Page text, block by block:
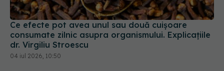
Ce efecte pot avea unul sau două cuișoare
consumate zilnic asupra organismului. Explicațiile
dr. Virgiliu Stroescu
04 iul 2026, 10:50